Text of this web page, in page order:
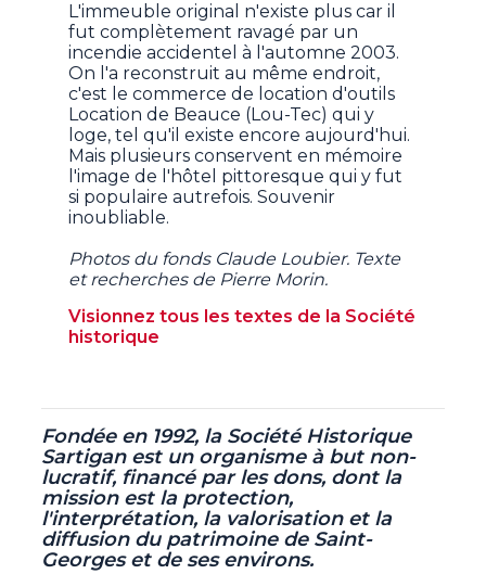
L'immeuble original n'existe plus car il
fut complètement ravagé par un
incendie accidentel à l'automne 2003.
On l'a reconstruit au même endroit,
c'est le commerce de location d'outils
Location de Beauce (Lou-Tec) qui y
loge, tel qu'il existe encore aujourd'hui.
Mais plusieurs conservent en mémoire
l'image de l'hôtel pittoresque qui y fut
si populaire autrefois. Souvenir
inoubliable.
Photos du fonds Claude Loubier. Texte
et recherches de Pierre Morin.
Visionnez tous les textes de la Société
historique
Fondée en 1992, la Société Historique
Sartigan est un organisme à but non-
lucratif, financé par les dons, dont la
mission est la protection,
l'interprétation, la valorisation et la
diffusion du patrimoine de Saint-
Georges et de ses environs.